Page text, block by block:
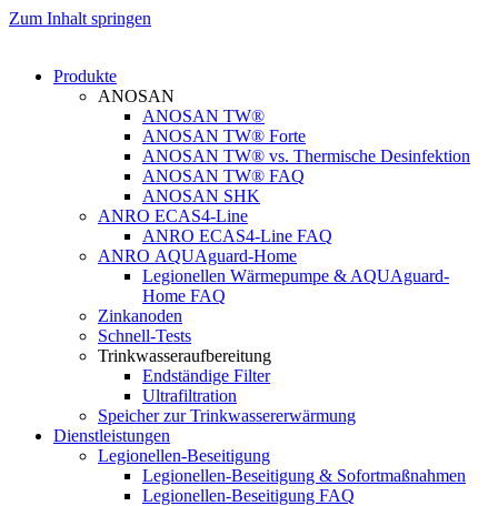
Zum Inhalt springen
Produkte
ANOSAN
ANOSAN TW®
ANOSAN TW® Forte
ANOSAN TW® vs. Thermische Desinfektion
ANOSAN TW® FAQ
ANOSAN SHK
ANRO ECAS4-Line
ANRO ECAS4-Line FAQ
ANRO AQUAguard-Home
Legionellen Wärmepumpe & AQUAguard-
Home FAQ
Zinkanoden
Schnell-Tests
Trinkwasseraufbereitung
Endständige Filter
Ultrafiltration
Speicher zur Trinkwassererwärmung
Dienstleistungen
Legionellen-Beseitigung
Legionellen-Beseitigung & Sofortmaßnahmen
Legionellen-Beseitigung FAQ